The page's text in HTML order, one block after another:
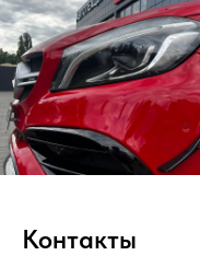
Контакты